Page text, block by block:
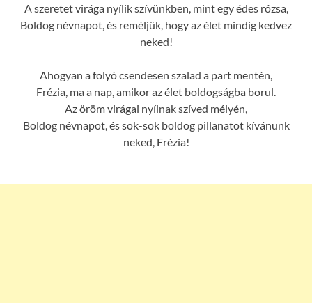
A szeretet virága nyílik szívünkben, mint egy édes rózsa,
Boldog névnapot, és reméljük, hogy az élet mindig kedvez
neked!
Ahogyan a folyó csendesen szalad a part mentén,
Frézia, ma a nap, amikor az élet boldogságba borul.
Az öröm virágai nyílnak szíved mélyén,
Boldog névnapot, és sok-sok boldog pillanatot kívánunk
neked, Frézia!